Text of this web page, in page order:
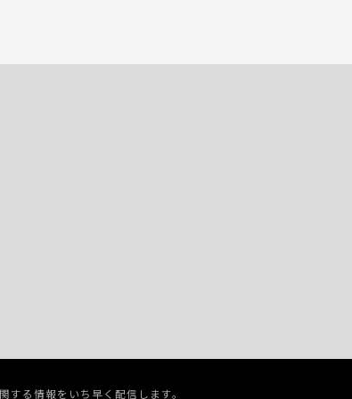
る情報をいち早く配信します。